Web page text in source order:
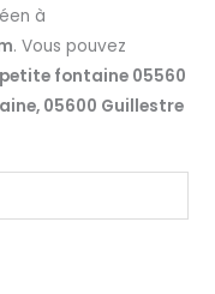
à
. Vous pouvez
fontaine 05560
05600 Guillestre